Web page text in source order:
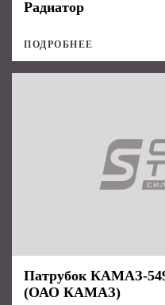
Радиатор
ПОДРОБНЕЕ
Патрубок КАМАЗ-
(ОАО КАМАЗ)